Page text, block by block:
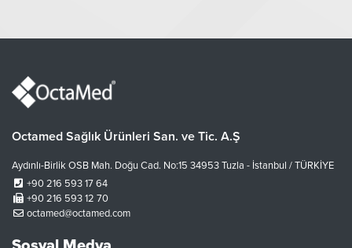
Octamed Sağlık Ürünleri San. ve Tic. A.Ş
Aydınlı-Birlik OSB Mah. Doğu Cad. No:15 34953 Tuzla - İstanbul / TÜRKİYE
+90 216 593 17 64
+90 216 593 12 70
octamed@octamed.com